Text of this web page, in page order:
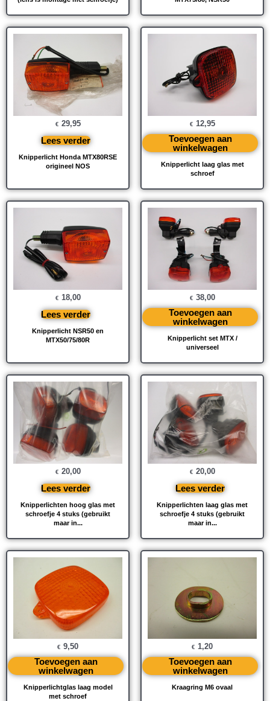
Knipperlicht Honda MTX80RSE
origineel NOS
€ 29,95
Lees verder
Knipperlicht laag glas met
schroef
€ 12,95
Toevoegen aan
winkelwagen
Knipperlicht NSR50 en
MTX50/75/80R
€ 18,00
Lees verder
Knipperlicht set MTX /
universeel
€ 38,00
Toevoegen aan
winkelwagen
Knipperlichten hoog glas met
schroefje 4 stuks (gebruikt
maar in...
€ 20,00
Lees verder
Knipperlichten laag glas met
schroefje 4 stuks (gebruikt
maar in...
€ 20,00
Lees verder
Knipperlichtglas laag model
met schroef
€ 9,50
Toevoegen aan
winkelwagen
Kraagring M6 ovaal
€ 1,20
Toevoegen aan
winkelwagen